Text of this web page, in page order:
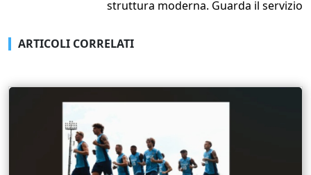
struttura moderna. Guarda il servizio
ARTICOLI CORRELATI